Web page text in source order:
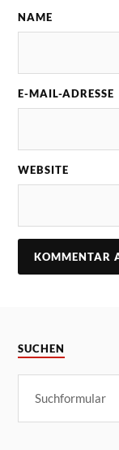
NAME
E-MAIL-ADRESSE
WEBSITE
SUCHEN